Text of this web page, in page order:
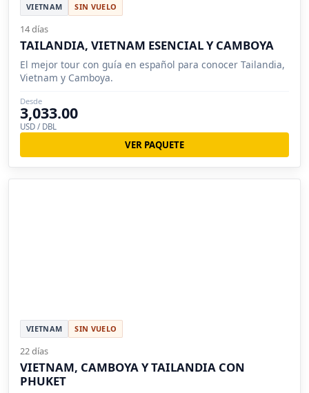
VIETNAM SIN VUELO
14 días
TAILANDIA, VIETNAM ESENCIAL Y CAMBOYA
El mejor tour con guía en español para conocer Tailandia,
Vietnam y Camboya.
Desde
3,033.00
USD / DBL
VER PAQUETE
VIETNAM SIN VUELO
22 días
VIETNAM, CAMBOYA Y TAILANDIA CON
PHUKET